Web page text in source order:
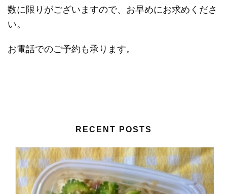
数に限りがございますので、お早めにお求めくださ
い。
お電話でのご予約も承ります。
RECENT POSTS